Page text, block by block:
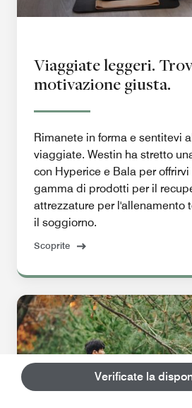
Verificate la
Viaggiate leggeri.
motivazione giusta.
Rimanete in forma e sentitevi
viaggiate. Westin ha stretto
con Hyperice e Bala per
gamma di prodotti per il
attrezzature per l'allenamento
il soggiorno.
Scoprite